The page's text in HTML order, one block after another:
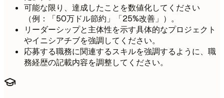
可能な限り、達成したことを数値化してください
（例：「50万ドル節約」「25%改善」）。
リーダーシップと主体性を示す具体的なプロジェクト
やイニシアチブを強調してください。
応募する職務に関連するスキルを強調するように、職
務経歴の記載内容を調整してください。